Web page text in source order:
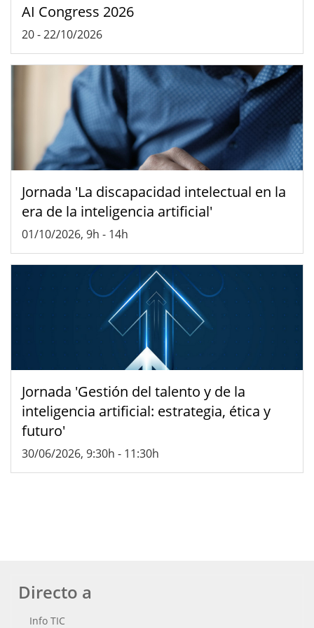
AI Congress 2026
20-22/10/2026
Jornada 'La discapacidad intelectual en la
era de la inteligencia artificial'
01/10/2026, 9h - 14h
Jornada 'Gestión del talento y de la
inteligencia artificial: estrategia, ética y
futuro'
30/06/2026, 9:30h - 11:30h
Directo a
Info TIC